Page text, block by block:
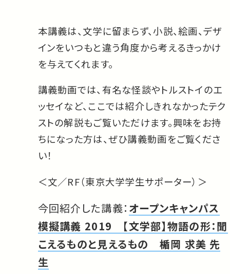
本講義は、文学に留まらず、小説、絵画、デザ
インをいつもと違う角度から考えるきっかけ
を与えてくれます。
講義動画では、有名な怪談やトルストイのエ
ッセイなど、ここでは紹介しきれなかったテク
ストの解説もご覧いただけます。興味をお持
ちになった方は、ぜひ講義動画をご覧くださ
い！
＜文／RF（東京大学学生サポーター）＞
今回紹介した講義： オープンキャンパス
模擬講義 2019 【文学部】物語の形：聞
こえるものと見えるもの 楯岡 求美 先
生